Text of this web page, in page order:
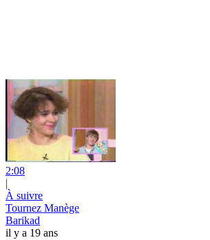
2:08
|
À suivre
Tournez Manège
Barikad
il y a 19 ans